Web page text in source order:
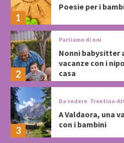
1
Poesie per i
2
Parliamo di noi
Nonni babysitter
vacanze con i
casa
3
Da vedere Trentino-
A Valdaora, una
con i bambini